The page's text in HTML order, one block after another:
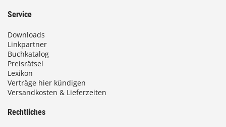
Service
Downloads
Linkpartner
Buchkatalog
Preisrätsel
Lexikon
Verträge hier kündigen
Versandkosten & Lieferzeiten
Rechtliches